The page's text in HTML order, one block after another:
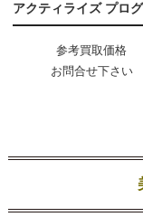
アクティライズ プロ
参考買取価格
お問合せ下さい